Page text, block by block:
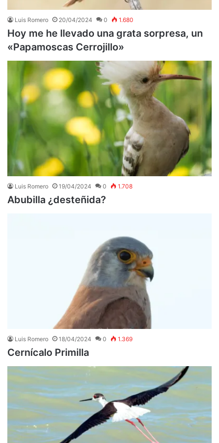
Luis Romero 20/04/2024 0 1.680
Hoy me he llevado una grata sorpresa, un
«Papamoscas Cerrojillo»
Luis Romero 19/04/2024 0 1.708
Abubilla ¿desteñida?
Luis Romero 18/04/2024 0 1.369
Cernícalo Primilla